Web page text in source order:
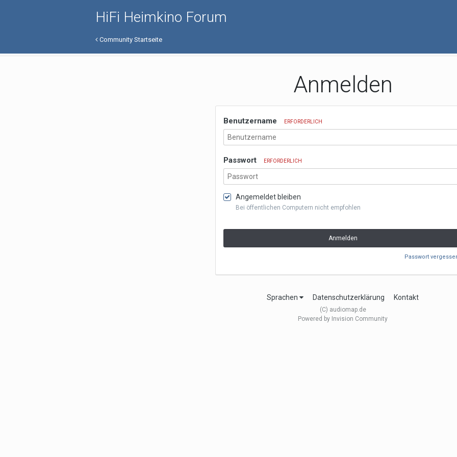
HiFi Heimkino Forum
Community Startseite
Anmelden
Benutzername ERFORDERLICH
Passwort ERFORDERLICH
Angemeldet bleiben
Bei öffentlichen Computern nicht empfohlen
Anmelden
Passwort
Sprachen Datenschutzerklärung Kontakt
(C) audiomap.de
Powered by Invision Community